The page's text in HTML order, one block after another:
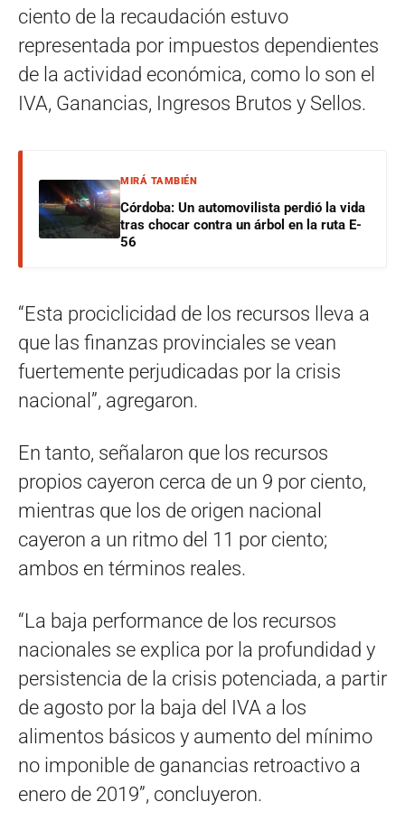
ciento de la recaudación estuvo
representada por impuestos dependientes
de la actividad económica, como lo son el
IVA, Ganancias, Ingresos Brutos y Sellos.
MIRÁ TAMBIÉN
Córdoba: Un automovilista perdió la vida
tras chocar contra un árbol en la ruta E-
56
“Esta prociclicidad de los recursos lleva a
que las finanzas provinciales se vean
fuertemente perjudicadas por la crisis
nacional”, agregaron.
En tanto, señalaron que los recursos
propios cayeron cerca de un 9 por ciento,
mientras que los de origen nacional
cayeron a un ritmo del 11 por ciento;
ambos en términos reales.
“La baja performance de los recursos
nacionales se explica por la profundidad y
persistencia de la crisis potenciada, a partir
de agosto por la baja del IVA a los
alimentos básicos y aumento del mínimo
no imponible de ganancias retroactivo a
enero de 2019”, concluyeron.